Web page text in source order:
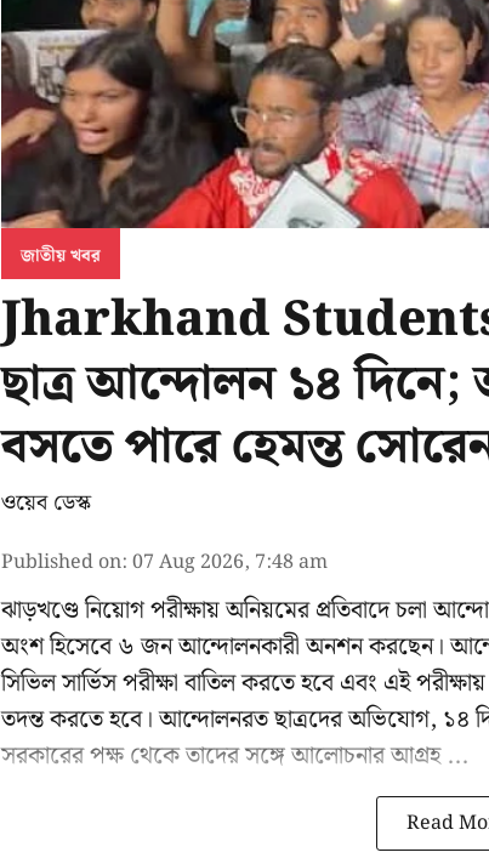
জাতীয় খবর
Jharkhand
ছাত্র আন্দোলন ১৪
বসতে পারে হেমন্ত
ওয়েব ডেস্ক
Published on: 07 Aug 2026, 7:48 am
ঝাড়খণ্ডে নিয়োগ পরীক্ষায় অনিয়মের প্রতিবাদে চলা
অংশ হিসেবে ৬ জন আন্দোলনকারী অনশন করছেন।
সিভিল সার্ভিস পরীক্ষা বাতিল করতে হবে এবং এই
তদন্ত করতে হবে। আন্দোলনরত ছাত্রদের অভিযোগ, ১৪
সরকারের পক্ষ থেকে তাদের সঙ্গে আলোচনার আগ্রহ ...
Read